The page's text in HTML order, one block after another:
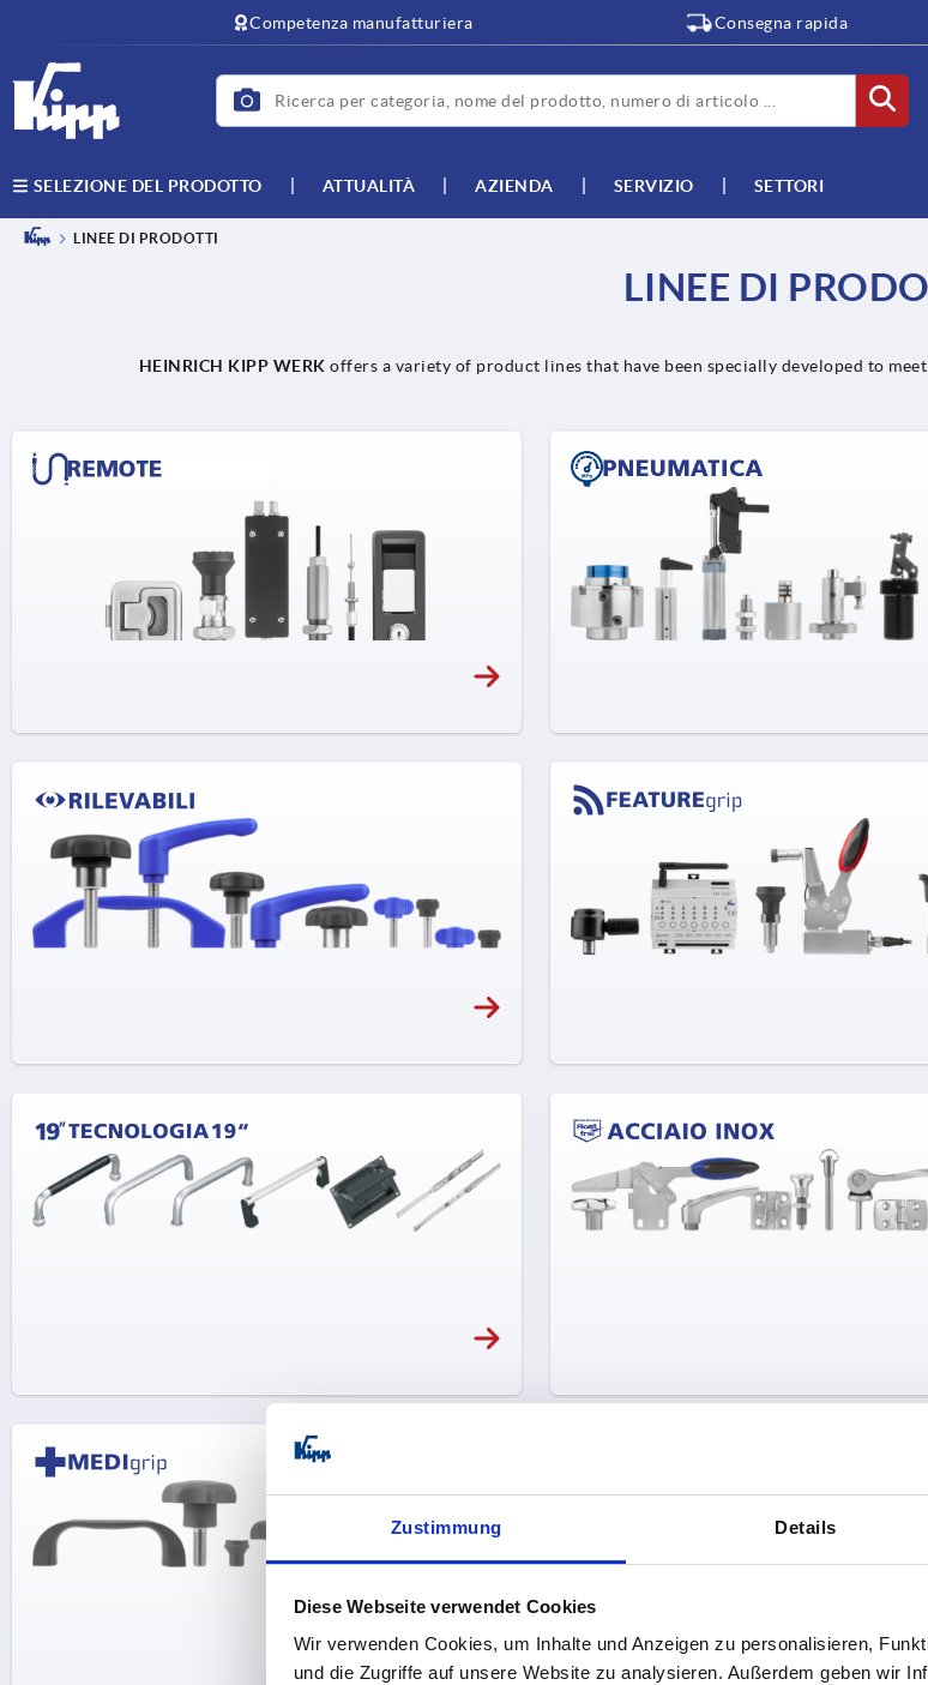
Zustimmung Details
Diese Webseite verwendet Cookies
Wir verwenden Cookies, um Inhalte und Anzeigen zu personalisieren,
und die Zugriffe auf unsere Website zu analysieren. Außerdem geben wir
Competenza manufatturiera Consegna rapida
SELEZIONE DEL PRODOTTO ATTUALITÀ AZIENDA SERVIZIO SETTORI
LINEE DI PRODOTTI
LINEE DI
HEINRICH KIPP WERK offers a variety of product lines that have been specially developed to